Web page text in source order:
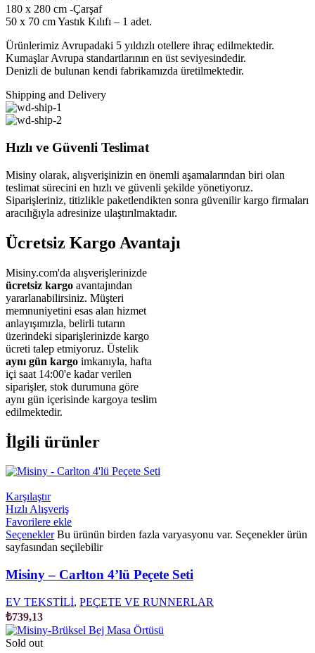
180 x 280 cm -Çarşaf
50 x 70 cm Yastık Kılıfı – 1 adet.
Ürünlerimiz Avrupadaki 5 yıldızlı otellere ihraç edilmektedir.
Kumaşlar Avrupa standartlarının en üst seviyesindedir.
Denizli de bulunan kendi fabrikamızda üretilmektedir.
Shipping and Delivery
Hızlı ve Güvenli Teslimat
Misiny olarak, alışverişinizin en önemli aşamalarından biri olan
teslimat sürecini en hızlı ve güvenli şekilde yönetiyoruz.
Siparişleriniz, titizlikle paketlendikten sonra güvenilir kargo firmaları
aracılığıyla adresinize ulaştırılmaktadır.
Ücretsiz Kargo Avantajı
Misiny.com'da alışverişlerinizde
ücretsiz kargo avantajından
yararlanabilirsiniz. Müşteri
memnuniyetini esas alan hizmet
anlayışımızla, belirli tutarın
üzerindeki siparişlerinizde kargo
ücreti talep etmiyoruz. Üstelik
aynı gün kargo imkanıyla, hafta
içi saat 14:00'e kadar verilen
siparişler, stok durumuna göre
aynı gün içerisinde kargoya teslim
edilmektedir.
İlgili ürünler
Karşılaştır
Hızlı Alışveriş
Favorilere ekle
Seçenekler Bu ürünün birden fazla varyasyonu var. Seçenekler ürün
sayfasından seçilebilir
Misiny – Carlton 4’lü Peçete Seti
EV TEKSTİLİ, PEÇETE VE RUNNERLAR
₺739,13
Sold out